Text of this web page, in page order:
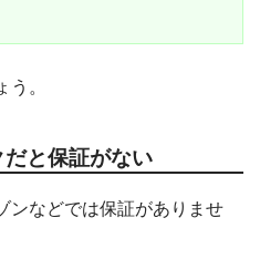
。
と保証がない
ンなどでは保証がありませ